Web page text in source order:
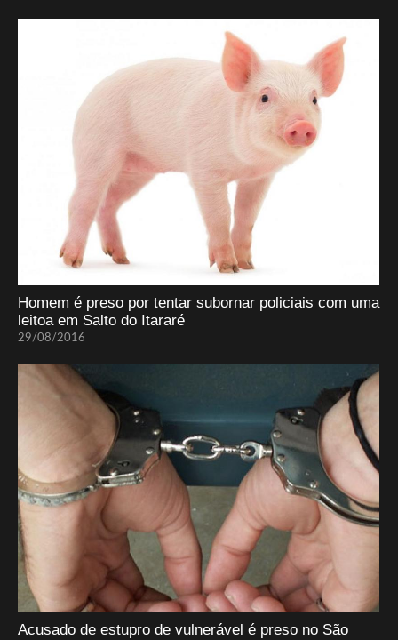
Homem é preso por tentar subornar policiais com uma
leitoa em Salto do Itararé
29/08/2016
Acusado de estupro de vulnerável é preso no São